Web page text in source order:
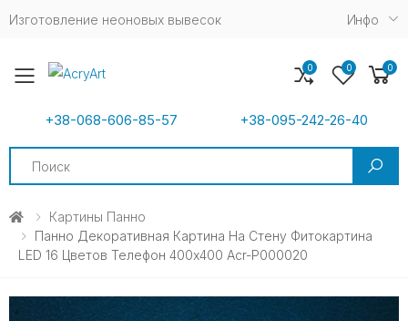
Изготовление неоновых вывесок Инфо
Toggle mobile menu
+38-068-606-85-57 +38-095-242-26-40
Search
0 0 0
Картины Панно
Панно Декоративная Картина На Стену Фитокартина
LED 16 Цветов Телефон 400x400 Acr-P000020